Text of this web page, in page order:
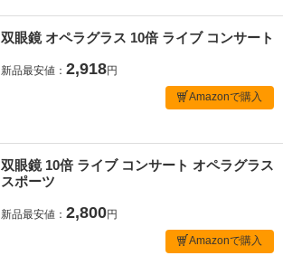
双眼鏡 オペラグラス 10倍 ライブ コンサート
新品最安値： 2,918円
Amazonで購入
双眼鏡 10倍 ライブ コンサート オペラグラス
スポーツ
新品最安値： 2,800円
Amazonで購入